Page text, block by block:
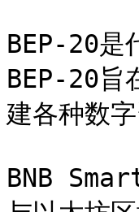
BEP-20是
BEP-20旨
建各种数
BNB